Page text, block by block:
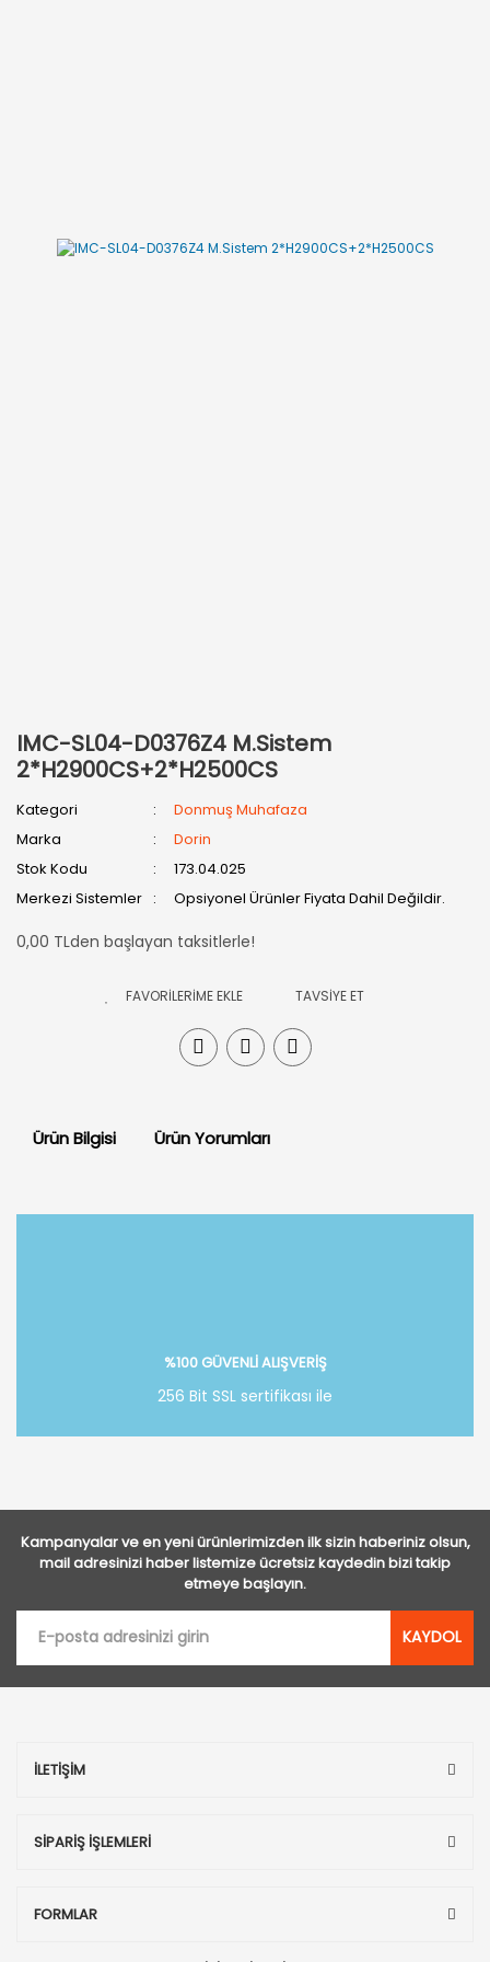
IMC-SL04-D0376Z4 M.Sistem
2*H2900CS+2*H2500CS
Kategori
Donmuş Muhafaza
Marka
Dorin
Stok Kodu
173.04.025
Merkezi Sistemler
Opsiyonel Ürünler Fiyata Dahil Değildir.
0,00 TLden başlayan taksitlerle!
TAVSİYE ET
Ürün Bilgisi Ürün Yorumları
%100 GÜVENLİ ALIŞVERİŞ
256 Bit SSL sertifikası ile
Kampanyalar ve en yeni ürünlerimizden ilk sizin haberiniz olsun,
mail adresinizi haber listemize ücretsiz kaydedin bizi takip
etmeye başlayın.
KAYDOL
İLETİŞİM
SİPARİŞ İŞLEMLERİ
FORMLAR